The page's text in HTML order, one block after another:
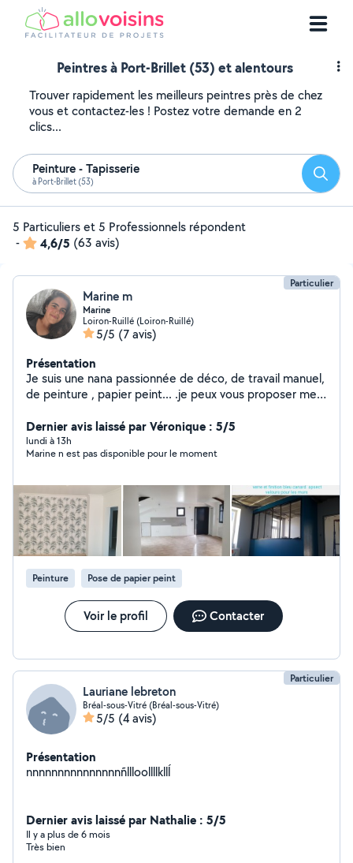
Peintres à Port-Brillet (53) et alentours
Trouver rapidement les meilleurs peintres près de chez
vous et contactez-les ! Postez votre demande en 2
clics...
Peinture - Tapisserie
à Port-Brillet (53)
5 Particuliers et 5 Professionnels répondent
-
4,6/5 (63 avis)
Particulier
Marine m
Marine
Loiron-Ruillé (Loiron-Ruillé)
5/5 (7 avis)
Présentation
Je suis une nana passionnée de déco, de travail manuel,
de peinture , papier peint... .je peux vous proposer mes
animaux, propriétaire d'une petite chienne " Gribouille "
je suis disponible pour garder et balader vos loulous si
besoin.
Dernier avis laissé par Véronique : 5/5
lundi à 13h
Marine n est pas disponible pour le moment
Peinture Pose de papier peint
Voir le profil Contacter
Particulier
Lauriane lebreton
Bréal-sous-Vitré (Bréal-sous-Vitré)
5/5 (4 avis)
Présentation
nnnnnnnnnnnnnnnñllloollllkllĺ
Dernier avis laissé par Nathalie : 5/5
Il y a plus de 6 mois
Très bien